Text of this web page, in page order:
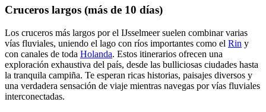
Cruceros largos (más de 10 días)
Los cruceros más largos por el IJsselmeer suelen combinar varias
vías fluviales, uniendo el lago con ríos importantes como el Rin y
con canales de toda Holanda. Estos itinerarios ofrecen una
exploración exhaustiva del país, desde las bulliciosas ciudades hasta
la tranquila campiña. Te esperan ricas historias, paisajes diversos y
una verdadera sensación de viaje mientras navegas por vías fluviales
interconectadas.